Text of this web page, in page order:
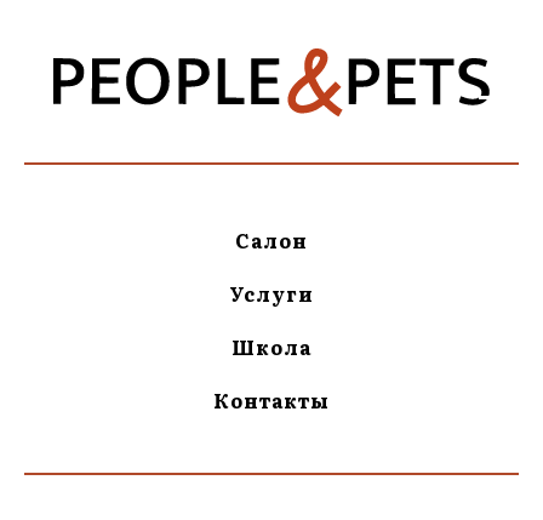
Салон
Услуги
Школа
Контакты